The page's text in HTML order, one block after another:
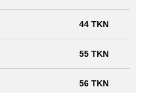
44 TKN
55 TKN
56 TKN